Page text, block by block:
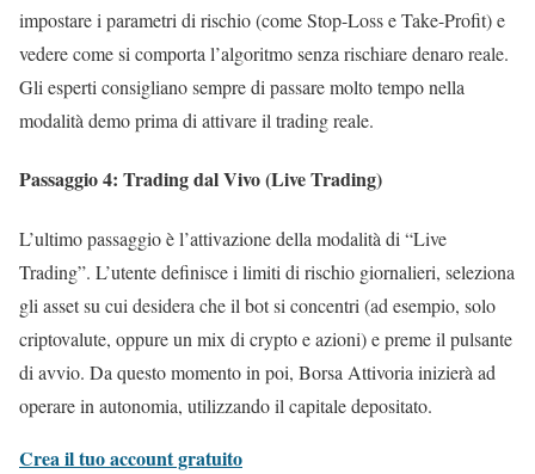
impostare i parametri di rischio (come Stop-Loss e Take-Profit) e
vedere come si comporta l’algoritmo senza rischiare denaro reale.
Gli esperti consigliano sempre di passare molto tempo nella
modalità demo prima di attivare il trading reale.
Passaggio 4: Trading dal Vivo (Live Trading)
L’ultimo passaggio è l’attivazione della modalità di “Live
Trading”. L’utente definisce i limiti di rischio giornalieri, seleziona
gli asset su cui desidera che il bot si concentri (ad esempio, solo
criptovalute, oppure un mix di crypto e azioni) e preme il pulsante
di avvio. Da questo momento in poi, Borsa Attivoria inizierà ad
operare in autonomia, utilizzando il capitale depositato.
Crea il tuo account gratuito